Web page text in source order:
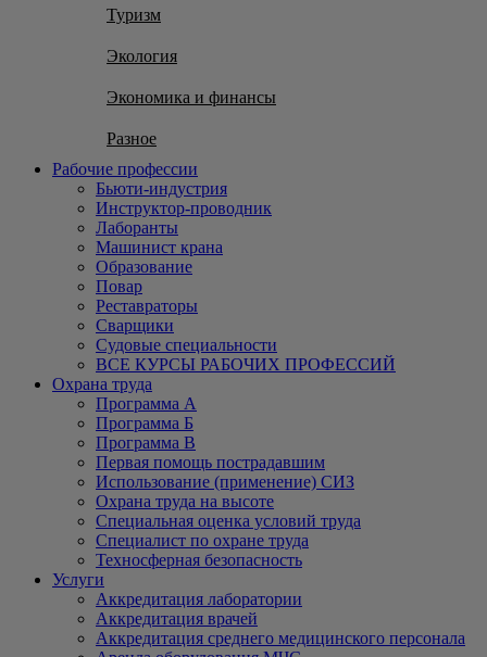
Туризм
Экология
Экономика и финансы
Разное
Рабочие профессии
Бьюти-индустрия
Инструктор-проводник
Лаборанты
Машинист крана
Образование
Повар
Реставраторы
Сварщики
Судовые специальности
ВСЕ КУРСЫ РАБОЧИХ ПРОФЕССИЙ
Охрана труда
Программа А
Программа Б
Программа В
Первая помощь пострадавшим
Использование (применение) СИЗ
Охрана труда на высоте
Специальная оценка условий труда
Специалист по охране труда
Техносферная безопасность
Услуги
Аккредитация лаборатории
Аккредитация врачей
Аккредитация среднего медицинского персонала